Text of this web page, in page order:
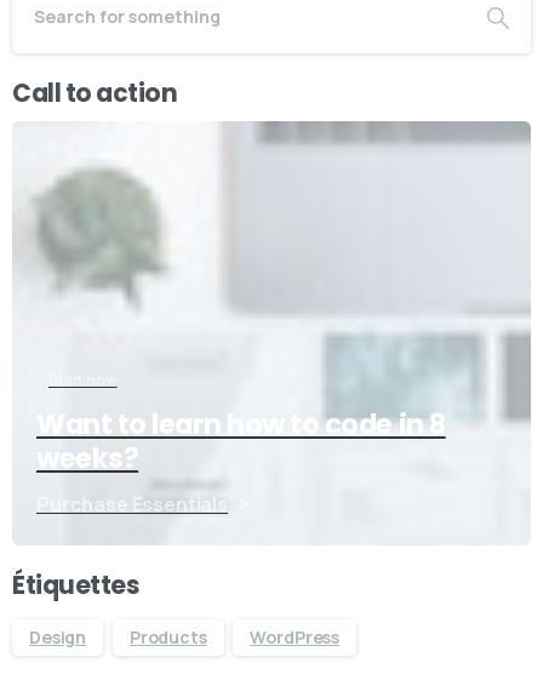
Call to action
Want to learn how to code in 8
weeks?
Purchase Essentials
Étiquettes
Design Products WordPress